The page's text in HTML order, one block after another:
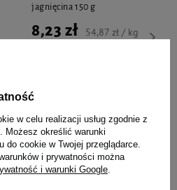
jagnięcina 150 g
8,23 zł 54,87 zł / kg
w celu realizacji usług zgodnie z
. Możesz określić warunki
do cookie w Twojej przeglądarce.
i prywatności można
i warunki Google